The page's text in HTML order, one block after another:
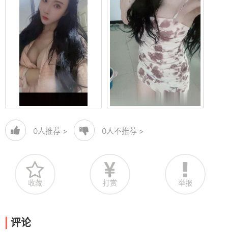
0人推荐 > 0人不推荐 >
收藏 打赏 举报
评论